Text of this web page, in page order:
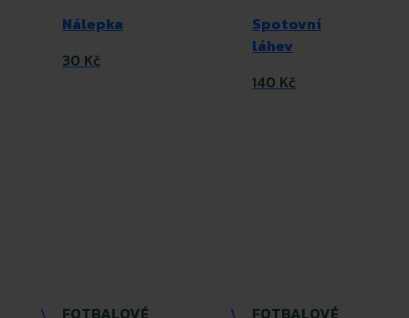
Nálepka
30 Kč
Spotovní
láhev
140 Kč